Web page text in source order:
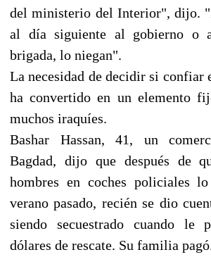
del ministerio del Interior", dijo.
al día siguiente al gobierno o
brigada, lo niegan".
La necesidad de decidir si confiar
ha convertido en un elemento
muchos iraquíes.
Bashar Hassan, 41, un
Bagdad, dijo que después de
hombres en coches policiales lo
verano pasado, recién se dio
siendo secuestrado cuando le
dólares de rescate. Su familia